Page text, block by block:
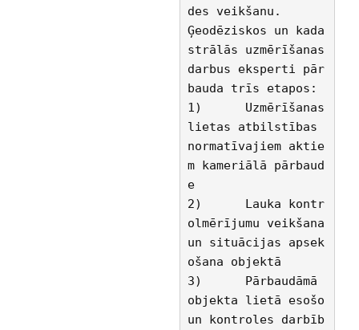
des veikšanu.
Ģeodēziskos un kada
strālās uzmērīšanas
darbus eksperti pār
bauda trīs etapos:
1)	Uzmērīšanas
lietas atbilstības
normatīvajiem aktie
m kameriālā pārbaud
e
2)	Lauka kontr
olmērījumu veikšana
un situācijas apsek
ošana objektā
3)	Pārbaudāmā
objekta lietā esošo
un kontroles darbīb